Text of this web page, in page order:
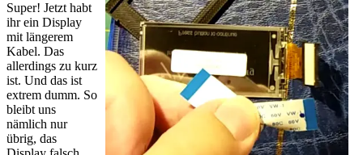
Super! Jetzt habt
ihr ein Display
mit längerem
Kabel. Das
allerdings zu kurz
ist. Und das ist
extrem dumm. So
bleibt uns
nämlich nur
übrig, das